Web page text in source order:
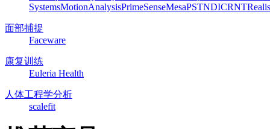
SystemsMotionAnalysisPrimeSenseMesaPSTNDICRNTRealis
面部捕捉
Faceware
康复训练
Euleria Health
人体工程学分析
scalefit